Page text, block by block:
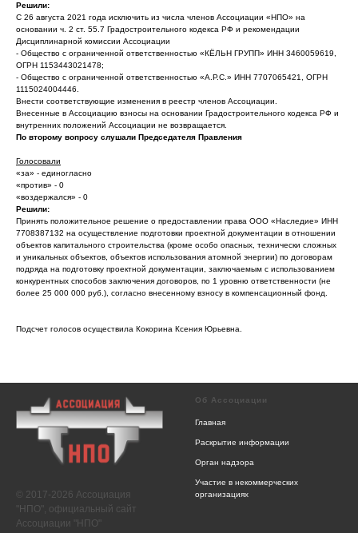
Решили:
С 26 августа 2021 года исключить из числа членов Ассоциации «НПО» на
основании ч. 2 ст. 55.7 Градостроительного кодекса РФ и рекомендации
Дисциплинарной комиссии Ассоциации
- Общество с ограниченной ответственностью «КЁЛЬН ГРУПП» ИНН 3460059619,
ОГРН 1153443021478;
- Общество с ограниченной ответственностью «А.Р.С.» ИНН 7707065421, ОГРН
1115024004446.
Внести соответствующие изменения в реестр членов Ассоциации.
Внесенные в Ассоциацию взносы на основании Градостроительного кодекса РФ и
внутренних положений Ассоциации не возвращается.
По второму вопросу слушали Председателя Правления
Голосовали
«за» - единогласно
«против» - 0
«воздержался» - 0
Решили:
Принять положительное решение о предоставлении права ООО «Наследие» ИНН
7708387132 на осуществление подготовки проектной документации в отношении
объектов капитального строительства (кроме особо опасных, технически сложных
и уникальных объектов, объектов использования атомной энергии) по договорам
подряда на подготовку проектной документации, заключаемым с использованием
конкурентных способов заключения договоров, по 1 уровню ответственности (не
более 25 000 000 руб.), согласно внесенному взносу в компенсационный фонд.
Подсчет голосов осуществила Кокорина Ксения Юрьевна.
© 2017-2026 Ассоциация
"НПО", официальный сайт
Ассоциации "НПО"
Об Ассоциации
Главная
Раскрытие информации
Орган надзора
Участие в некоммерческих
организациях